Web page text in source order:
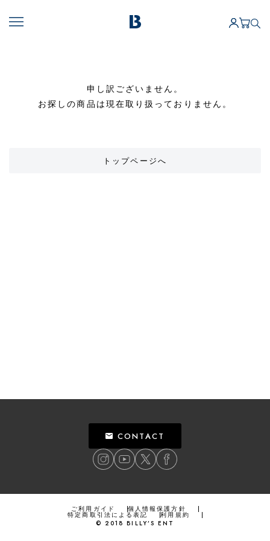
申し訳ございません。
お探しの商品は現在取り扱っておりません。
トップページへ
CONTACT
ご利用ガイド 個人情報保護方針
特定商取引法による表記
利用規約
© 2018 BILLY’S ENT